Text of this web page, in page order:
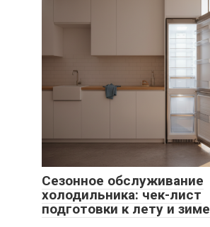
Сезонное обслуживание
холодильника: чек-лист
подготовки к лету и зиме